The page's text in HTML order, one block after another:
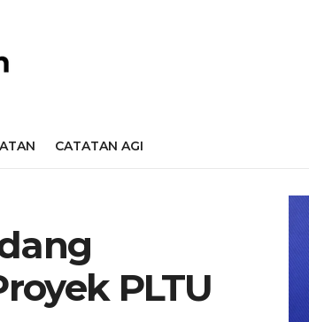
CATATAN AGI
PLTU